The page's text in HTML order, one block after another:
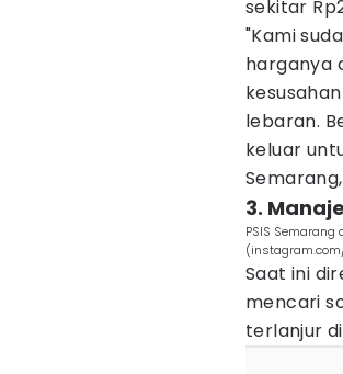
sekitar
"Kami
harganya
lebaran.
keluar
3.
PSIS
Saat ini
mencari
terlanjur